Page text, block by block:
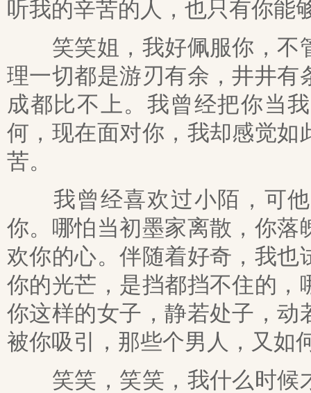
听我的辛苦的人，也只有你能
笑笑姐，我好佩服你，不
理一切都是游刃有余，井井
成都比不上。我曾经把你当
何，现在面对你，我却感觉
苦。
我曾经喜欢过小陌，可他
你。哪怕当初墨家离散，你
欢你的心。伴随着好奇，我
你的光芒，是挡都挡不住的
你这样的女子，静若处子，
被你吸引，那些个男人，又如
笑笑，笑笑，我什么时候